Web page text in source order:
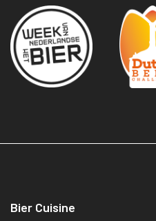
Bier Cuisine